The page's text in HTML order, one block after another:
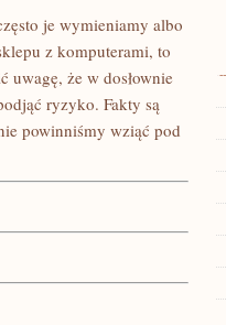
je wymieniamy albo
z komputerami, to
uwagę, że w dosłownie
ryzyko. Fakty są
powinniśmy wziąć pod